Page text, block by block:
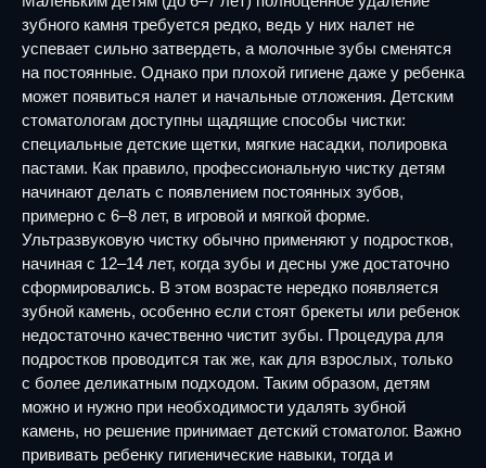
зубного камня требуется редко, ведь у них налет не
успевает сильно затвердеть, а молочные зубы сменятся
на постоянные. Однако при плохой гигиене даже у ребенка
может появиться налет и начальные отложения. Детским
стоматологам доступны щадящие способы чистки:
специальные детские щетки, мягкие насадки, полировка
пастами. Как правило, профессиональную чистку детям
начинают делать с появлением постоянных зубов,
примерно с 6–8 лет, в игровой и мягкой форме.
Ультразвуковую чистку обычно применяют у подростков,
начиная с 12–14 лет, когда зубы и десны уже достаточно
сформировались. В этом возрасте нередко появляется
зубной камень, особенно если стоят брекеты или ребенок
недостаточно качественно чистит зубы. Процедура для
подростков проводится так же, как для взрослых, только
с более деликатным подходом. Таким образом, детям
можно и нужно при необходимости удалять зубной
камень, но решение принимает детский стоматолог. Важно
прививать ребенку гигиенические навыки, тогда и